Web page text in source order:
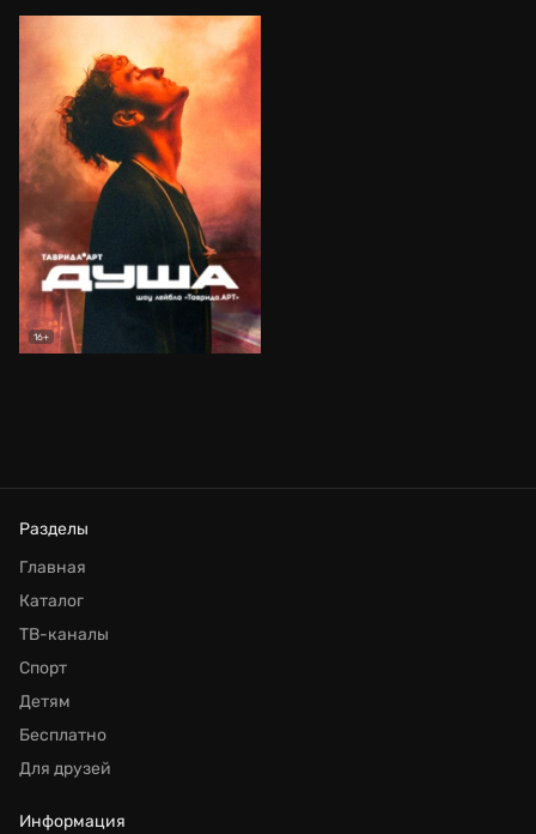
16+
Разделы
Главная
Каталог
ТВ-каналы
Спорт
Детям
Бесплатно
Для друзей
Информация